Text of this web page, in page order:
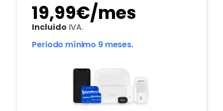
19,99€/mes
Incluido IVA.
Periodo mínimo 9 meses.